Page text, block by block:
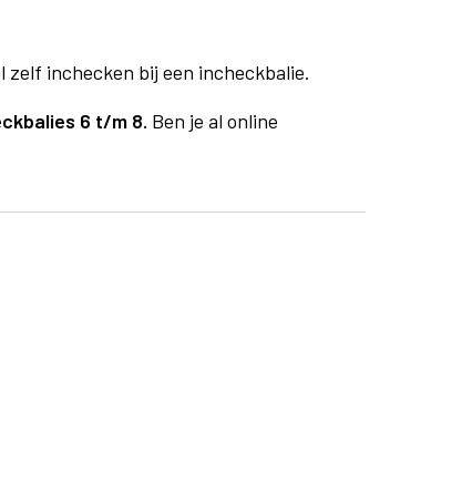
zelf inchecken bij een incheckbalie.
6 t/m 8. Ben je al online